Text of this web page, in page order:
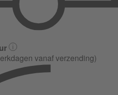
vanaf verzending)